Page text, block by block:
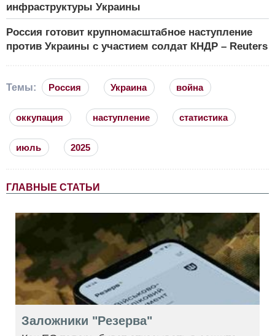
инфраструктуры Украины
Россия готовит крупномасштабное наступление
против Украины с участием солдат КНДР – Reuters
Темы: Россия Украина война
оккупация наступление статистика
июль 2025
ГЛАВНЫЕ СТАТЬИ
Заложники "Резерва"